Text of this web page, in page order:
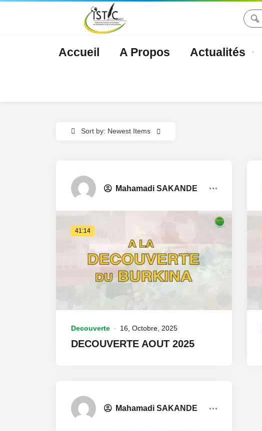
Accueil A Propos Actualités
Sort by: Newest Items
Mahamadi SAKANDE
41:14
Decouverte 16, Octobre, 2025
DECOUVERTE AOUT 2025
Mahamadi SAKANDE